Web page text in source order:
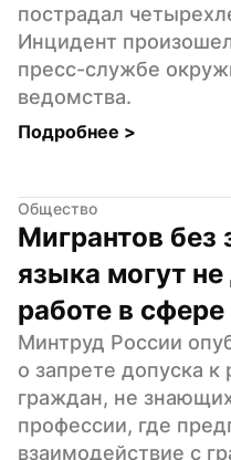
пострадал
Инцидент
пресс-службе
ведомства.
Подробнее >
Общество
Мигрантов без
языка могут не
работе в сфере
Минтруд России
о запрете допуска
граждан, не
профессии, где
взаимодействие с